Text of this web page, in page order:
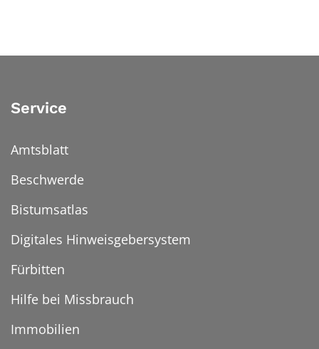
Service
Amtsblatt
Beschwerde
Bistumsatlas
Digitales Hinweisgebersystem
Fürbitten
Hilfe bei Missbrauch
Immobilien